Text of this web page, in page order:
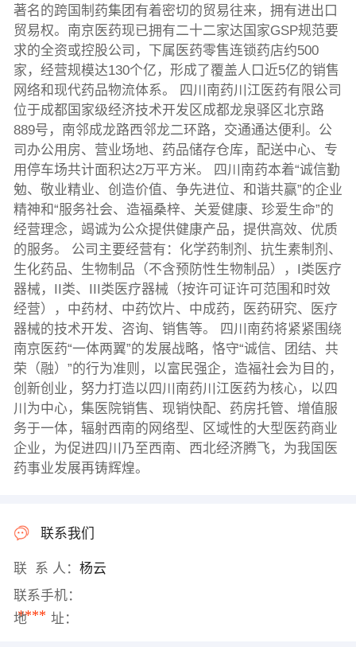
著名的跨国制药集团有着密切的贸易往来，拥有进出口
贸易权。南京医药现已拥有二十二家达国家GSP规范要
求的全资或控股公司，下属医药零售连锁药店约500
家，经营规模达130个亿，形成了覆盖人口近5亿的销售
网络和现代药品物流体系。 四川南药川江医药有限公司
位于成都国家级经济技术开发区成都龙泉驿区北京路
889号，南邻成龙路西邻龙二环路，交通通达便利。公
司办公用房、营业场地、药品储存仓库，配送中心、专
用停车场共计面积达2万平方米。 四川南药本着“诚信勤
勉、敬业精业、创造价值、争先进位、和谐共赢”的企业
精神和“服务社会、造福桑梓、关爱健康、珍爱生命”的
经营理念，竭诚为公众提供健康产品，提供高效、优质
的服务。 公司主要经营有：化学药制剂、抗生素制剂、
生化药品、生物制品（不含预防性生物制品），I类医疗
器械，II类、III类医疗器械（按许可证许可范围和时效
经营），中药材、中药饮片、中成药，医药研究、医疗
器械的技术开发、咨询、销售等。 四川南药将紧紧围绕
南京医药“一体两翼”的发展战略，恪守“诚信、团结、共
荣（融）”的行为准则，以富民强企，造福社会为目的，
创新创业，努力打造以四川南药川江医药为核心，以四
川为中心，集医院销售、现销快配、药房托管、增值服
务于一体，辐射西南的网络型、区域性的大型医药商业
企业，为促进四川乃至西南、西北经济腾飞，为我国医
药事业发展再铸辉煌。
联系我们
联 系 人： 杨云
联系手机：
****
地 址：